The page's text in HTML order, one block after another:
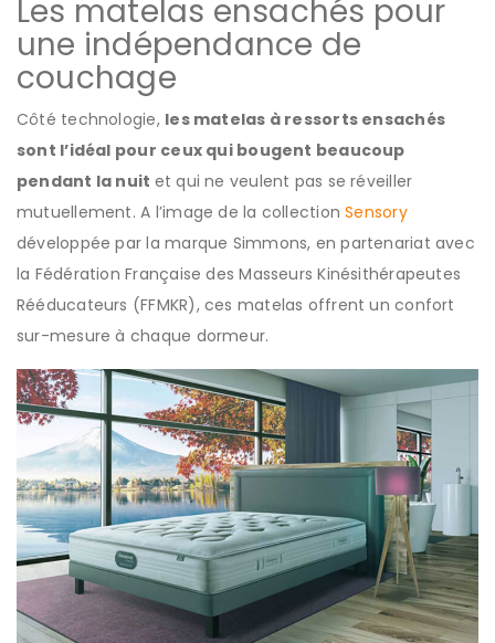
Les matelas ensachés pour
une indépendance de
couchage
Côté technologie, les matelas à ressorts ensachés
sont l’idéal pour ceux qui bougent beaucoup
pendant la nuit et qui ne veulent pas se réveiller
mutuellement. A l’image de la collectionSensory
développée par la marque Simmons, en partenariat avec
la Fédération Française des Masseurs Kinésithérapeutes
Rééducateurs (FFMKR), ces matelas offrent un confort
sur-mesure à chaque dormeur.